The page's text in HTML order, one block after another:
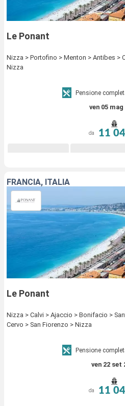
Le Ponant
Nizza > Portofino > Menton > Antibes >
Nizza
Pensione
ven 05 mag
da 11
FRANCIA, ITALIA
Le Ponant
Nizza > Calvi > Ajaccio > Bonifacio >
Cervo > San Fiorenzo > Nizza
Pensione
ven 22 set
da 11